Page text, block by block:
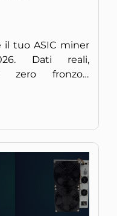
il tuo ASIC miner
Dati reali,
zero fronzoli,